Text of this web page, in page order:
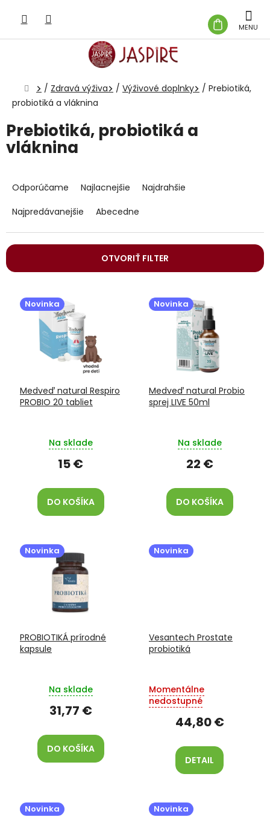
obsah
KOŠÍK
Domov
/ Zdravá výživa / Výživové doplnky / Prebiotiká,
probiotiká a vláknina
Prebiotiká, probiotiká a
vláknina
a
e
e
p
Odporúčame Najlacnejšie
Najdrahšie
Najpredávanejšie
Abecedne
OTVORIŤ FILTER
Novinka
Medveď natural Respiro
PROBIO 20 tabliet
Na sklade
15 €
DO KOŠÍKA
Novinka
Medveď natural Probio
sprej LIVE 50ml
Na sklade
22 €
DO KOŠÍKA
Novinka
PROBIOTIKÁ prírodné
kapsule
Na sklade
31,77 €
DO KOŠÍKA
Novinka
Vesantech Prostate
probiotiká
Momentálne
nedostupné
44,80 €
DETAIL
Novinka Novinka